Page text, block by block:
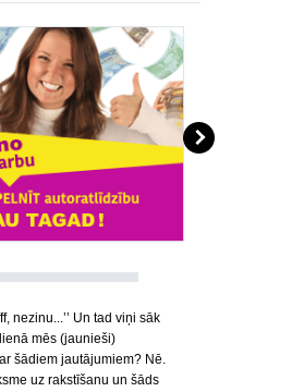
nezinu...’’ Un tad viņi sāk
mēs (jaunieši)
šādiem jautājumiem? Nē.
uz rakstīšanu un šāds